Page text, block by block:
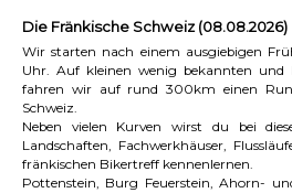
Die Fränkische Schweiz (08.08.2026)
Wir starten nach einem ausgiebigen
Uhr. Auf kleinen wenig bekannten und
fahren wir auf rund 300km einen
Schweiz.
Neben vielen Kurven wirst du bei
Landschaften, Fachwerkhäuser,
fränkischen Bikertreff kennenlernen.
Pottenstein, Burg Feuerstein, Ahorn-